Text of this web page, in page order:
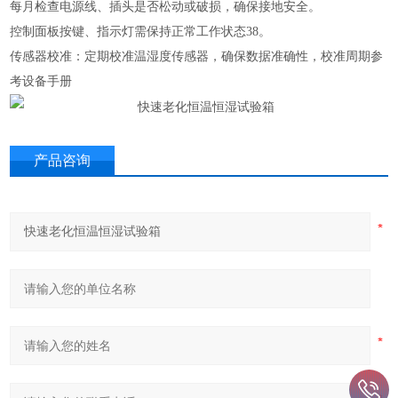
每月检查电源线、插头是否松动或破损，确保接地安全。
控制面板按键、指示灯需保持正常工作状态38。
‌传感器校准‌：定期校准温湿度传感器，确保数据准确性，校准周期参
考设备手册
产品咨询